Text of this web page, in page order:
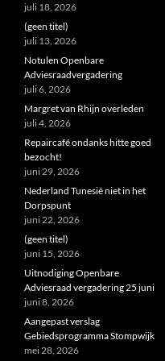
juli 18, 2026
(geen titel)
juli 13, 2026
Notulen Openbare
Adviesraadvergadering
juli 6, 2026
Margret van Rhijn overleden
juli 4, 2026
Repaircafé ondanks hitte goed
bezocht!
juni 29, 2026
Nederland Tunesië niet in het
Dorpspunt
juni 22, 2026
(geen titel)
juni 15, 2026
Uitnodiging Openbare
Adviesraad vergadering 25 juni
juni 8, 2026
Aangepast verslag
Gebiedsprogramma Stompwijk
mei 28, 2026